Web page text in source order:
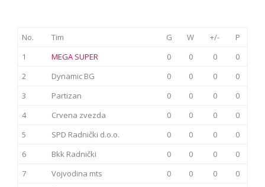
No. Tim G W +/-
P
1
MEGA SUPER 0 0 0
0
2
Dynamic BG 0 0 0
0
3
Partizan 0 0 0
0
4
Crvena zvezda 0 0 0
0
5
SPD Radnički d.o.o. 0 0 0
0
6
Bkk Radnički 0 0 0
0
7
Vojvodina mts 0 0 0
0